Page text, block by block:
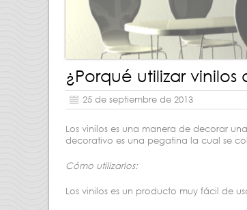
¿Porqué utilizar vinilos
25 de septiembre de 2013
Los vinilos es una manera de decorar
decorativo es una pegatina la cual se
Cómo utilizarlos:
Los vinilos es un producto muy fácil de